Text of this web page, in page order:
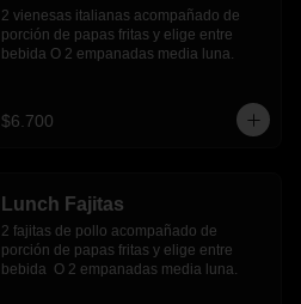
2 vienesas italianas acompañado de
porción de papas fritas y elige entre
bebida O 2 empanadas media luna.
$6.700
Lunch Fajitas
2 fajitas de pollo acompañado de
porción de papas fritas y elige entre
bebida  O 2 empanadas media luna.